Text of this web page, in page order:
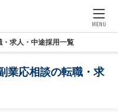
MENU
・求人・中途採用一覧
業応相談の転職・求